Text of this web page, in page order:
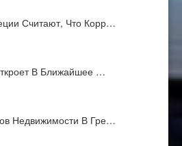
Считают, Что Корр…
В Ближайшее …
Недвижимости В Гре…